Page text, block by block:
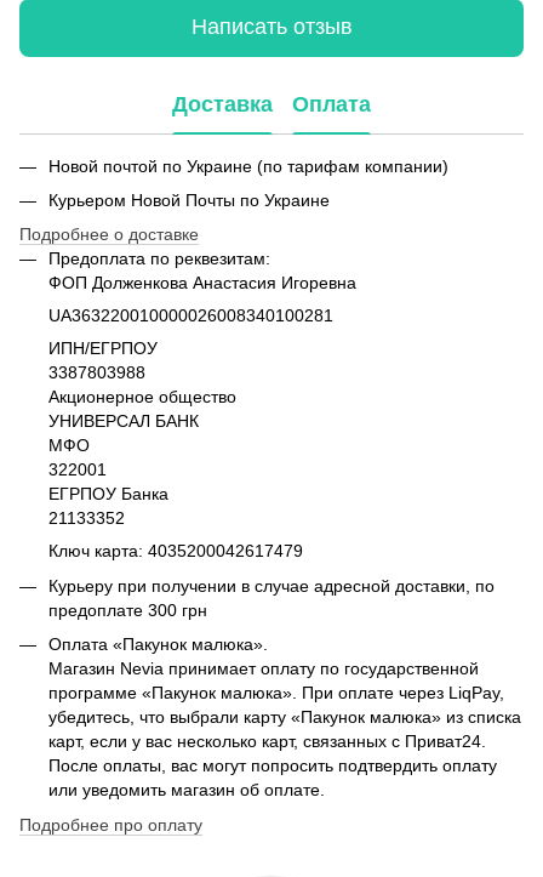
Написать отзыв
Доставка Оплата
Новой почтой по Украине (по тарифам компании)
Курьером Новой Почты по Украине
Подробнее о доставке
Предоплата по реквезитам:
ФОП Долженкова Анастасия Игоревна
UA363220010000026008340100281
ИПН/ЕГРПОУ
3387803988
Акционерное общество
УНИВЕРСАЛ БАНК
МФО
322001
ЕГРПОУ Банка
21133352
Ключ карта: 4035200042617479
Курьеру при получении в случае адресной доставки, по
предоплате 300 грн
Оплата «Пакунок малюка».
Магазин Nevia принимает оплату по государственной
программе «Пакунок малюка». При оплате через LiqPay,
убедитесь, что выбрали карту «Пакунок малюка» из списка
карт, если у вас несколько карт, связанных с Приват24.
После оплаты, вас могут попросить подтвердить оплату
или уведомить магазин об оплате.
Подробнее про оплату